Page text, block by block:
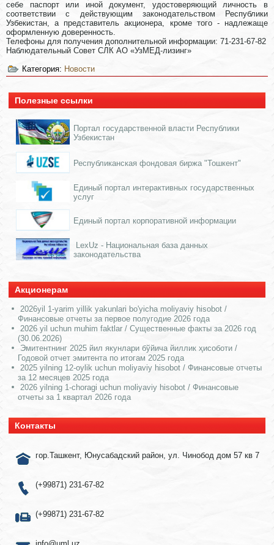
себе паспорт или иной документ, удостоверяющий личность в
соответствии с действующим законодательством Республики
Узбекистан, а представитель акционера, кроме того - надлежаще
оформленную доверенность.
Телефоны для получения дополнительной информации: 71-231-67-82
Наблюдательный Совет СЛК АО «УзМЕД-лизинг»
Категория: Новости
Полезные ссылки
Портал государственной власти Республики
Узбекистан
Республиканская фондовая биржа "Тошкент"
Единый портал интерактивных государственных
услуг
Единый портал корпоративной информации
LexUz - Национальная база данных
законодательства
Акционерам
2026yil 1-yarim yillik yakunlari bo'yicha moliyaviy hisobot /
Финансовые отчеты за первое полугодие 2026 года
2026 yil uchun muhim faktlar / Существенные факты за 2026 год
(30.06.2026)
Эмитентнинг 2025 йил якунлари бўйича йиллик ҳисоботи /
Годовой отчет эмитента по итогам 2025 года
2025 yilning 12-oylik uchun moliyaviy hisobot / Финансовые отчеты
за 12 месяцев 2025 года
2026 yilning 1-choragi uchun moliyaviy hisobot / Финансовые
отчеты за 1 квартал 2026 года
Контакты
гор.Ташкент, Юнусабадский район, ул. Чинобод дом 57 кв 7
(+99871) 231-67-82
(+99871) 231-67-82